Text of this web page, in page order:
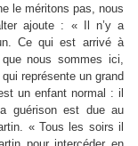
le méritons pas, nous
ajoute : « Il n’y a
Ce qui est arrivé à
nous sommes ici,
représente un grand
un enfant normal : il
guérison est due au
« Tous les soirs il